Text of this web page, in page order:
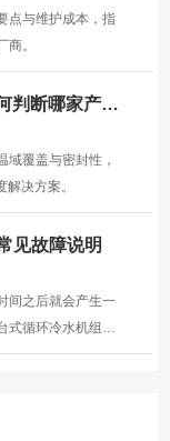
点与维护成本，指
。
判断哪家产品
域覆盖与密封性，
决方案。
见故障说明
间之后就会产生一
式循环冷水机组
解怎么解决好。 台